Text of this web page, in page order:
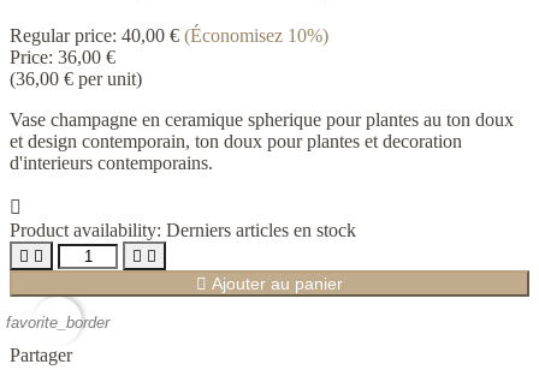
Regular price: 40,00 € (Économisez 10%)
Price: 36,00 €
(36,00 € per unit)
Vase champagne en ceramique spherique pour plantes au ton doux
et design contemporain, ton doux pour plantes et decoration
d'interieurs contemporains.

Product availability: Derniers articles en stock
   
 Ajouter au panier
favorite_border
Partager